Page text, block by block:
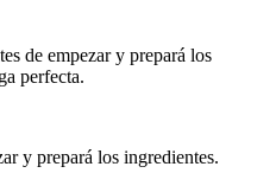
de empezar y prepará los
perfecta.
y prepará los ingredientes.